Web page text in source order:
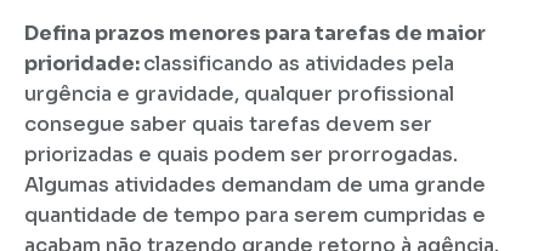
Defina prazos menores para tarefas de maior
prioridade:classificando as atividades pela
urgência e gravidade, qualquer profissional
consegue saber quais tarefas devem ser
priorizadas e quais podem ser prorrogadas.
Algumas atividades demandam de uma grande
quantidade de tempo para serem cumpridas e
acabam não trazendo grande retorno à agência.